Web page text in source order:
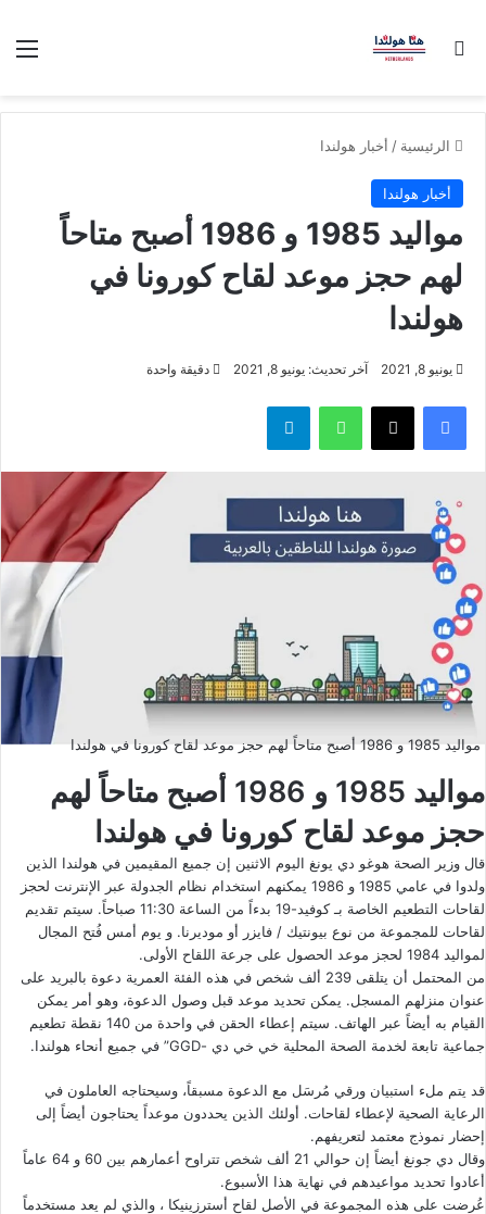
بحث عن
الرئيسية / أخبار هولندا
أخبار هولندا
مواليد 1985 و 1986 أصبح متاحاً
لهم حجز موعد لقاح كورونا في
هولندا
يونيو 8, 2021 آخر تحديث: يونيو 8, 2021 دقيقة واحدة
فيسبوك ‫X واتساب تيلقرام
مواليد 1985 و 1986 أصبح متاحاً لهم حجز موعد لقاح كورونا في هولندا
مواليد 1985 و 1986 أصبح متاحاً لهم
حجز موعد لقاح كورونا في هولندا
قال وزير الصحة هوغو دي يونغ اليوم الاثنين إن جميع المقيمين في هولندا الذين
ولدوا في عامي 1985 و 1986 يمكنهم استخدام نظام الجدولة عبر الإنترنت لحجز
لقاحات التطعيم الخاصة بـ كوفيد-19 بدءاً من الساعة 11:30 صباحاً. سيتم تقديم
لقاحات للمجموعة من نوع بيونتيك / فايزر أو موديرنا. و يوم أمس فُتح المجال
لمواليد 1984 لحجز موعد الحصول على جرعة اللقاح الأولى.
من المحتمل أن يتلقى 239 ألف شخص في هذه الفئة العمرية دعوة بالبريد على
عنوان منزلهم المسجل. يمكن تحديد موعد قبل وصول الدعوة، وهو أمر يمكن
القيام به أيضاً عبر الهاتف. سيتم إعطاء الحقن في واحدة من 140 نقطة تطعيم
جماعية تابعة لخدمة الصحة المحلية خي خي دي -GGD” في جميع أنحاء هولندا.
قد يتم ملء استبيان ورقي مُرسَل مع الدعوة مسبقاً، وسيحتاجه العاملون في
الرعاية الصحية لإعطاء لقاحات. أولئك الذين يحددون موعداً يحتاجون أيضاً إلى
إحضار نموذج معتمد لتعريفهم.
وقال دي جونغ أيضاً إن حوالي 21 ألف شخص تتراوح أعمارهم بين 60 و 64 عاماً
أعادوا تحديد مواعيدهم في نهاية هذا الأسبوع.
عُرضت على هذه المجموعة في الأصل لقاح أسترزينيكا ، والذي لم يعد مستخدماً